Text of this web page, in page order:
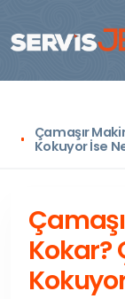
Çamaşır
Kokuyor İse
Kokar?